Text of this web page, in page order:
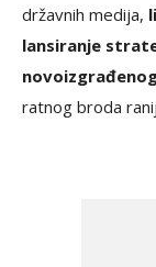
državnih medija,
lansiranje
ratnog broda